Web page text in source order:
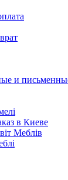
и
в Киеве
Меблів